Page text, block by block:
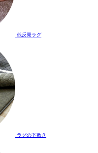
低反発ラグ
ラグの下敷き